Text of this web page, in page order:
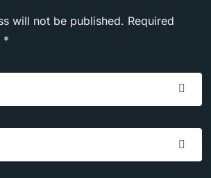
will not be published. Required
*